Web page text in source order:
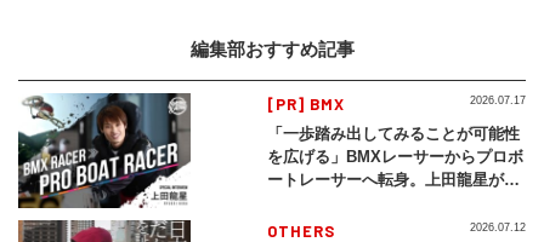
編集部おすすめ記事
[PR] BMX
「一歩踏み出してみることが可能性
を広げる」BMXレーサーからプロボ
ートレーサーへ転身。上田龍星が体
2026.07.17
OTHERS 2026.07.12